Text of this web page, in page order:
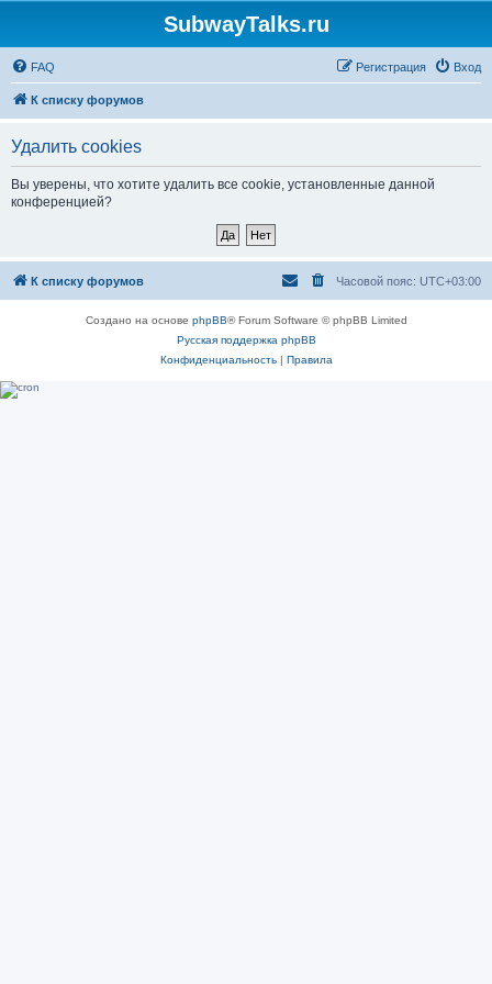
SubwayTalks.ru
FAQ Вход
Регистрация
К списку форумов
Удалить cookies
Вы уверены, что хотите удалить все cookie, установленные данной
конференцией?
К списку форумов Часовой пояс: UTC+03:00
Создано на основе phpBB® Forum Software © phpBB Limited
Русская поддержка phpBB
Конфиденциальность| Правила